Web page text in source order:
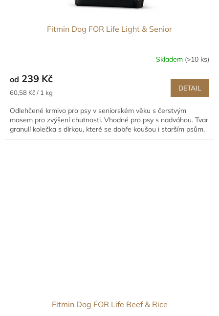
Fitmin Dog FOR Life Light & Senior
Skladem (>10 ks)
od 239 Kč
Měrná
60,58 Kč / 1 kg DETAIL
Odlehčené krmivo pro psy v seniorském věku s čerstvým
masem pro zvýšení chutnosti. Vhodné pro psy s nadváhou. Tvar
granulí kolečka s dírkou, které se dobře koušou i starším psům.
Fitmin Dog FOR Life Beef & Rice